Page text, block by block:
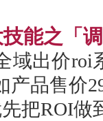
技能之「
域出价
产品售价
把ROI做